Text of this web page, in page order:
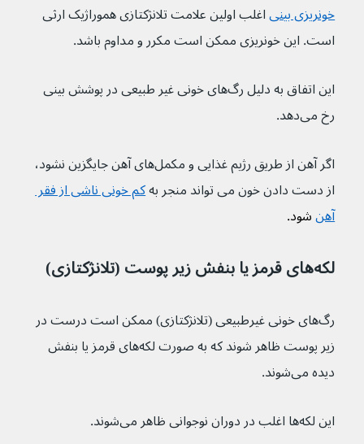
خونریزی بینی اغلب اولین علامت تلانژکتازی هموراژیک ارثی
است. این خونریزی ممکن است مکرر و مداوم باشد.
این اتفاق به دلیل رگ‌های خونی غیر طبیعی در پوشش بینی
رخ می‌دهد.
اگر آهن از طریق رژیم غذایی و مکمل‌های آهن جایگزین نشود،
از دست دادن خون می تواند منجر به کم خونی ناشی از فقر
آهن شود.
لکه‌های قرمز یا بنفش زیر پوست (تلانژکتازی)
رگ‌های خونی غیرطبیعی (تلانژکتازی) ممکن است درست در
زیر پوست ظاهر شوند که به صورت لکه‌های قرمز یا بنفش
دیده می‌شوند.
این لکه‌ها اغلب در دوران نوجوانی ظاهر می‌شوند.